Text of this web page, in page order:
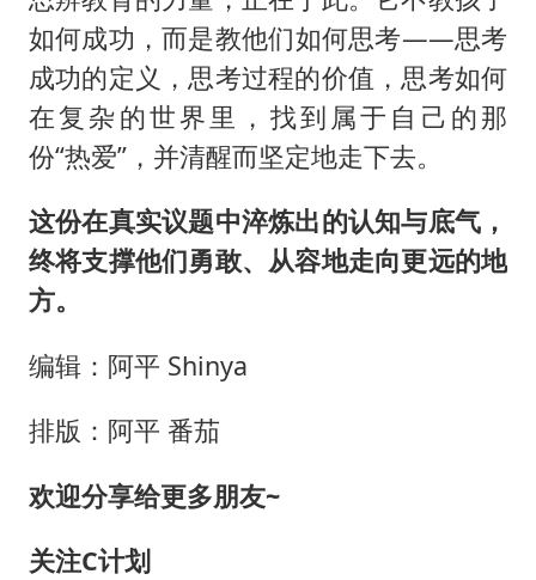
如何成功，而是教他们如何思考——思考
成功的定义，思考过程的价值，思考如何
在复杂的世界里，找到属于自己的那
份“热爱”，并清醒而坚定地走下去。
这份在真实议题中淬炼出的认知与底气，
终将支撑他们勇敢、从容地走向更远的地
方。
编辑：阿平 Shinya
排版：阿平 番茄
欢迎分享给更多朋友~
关注C计划